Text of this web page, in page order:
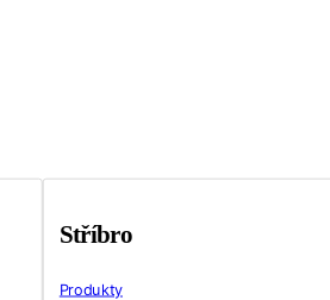
Stříbro
Produkty